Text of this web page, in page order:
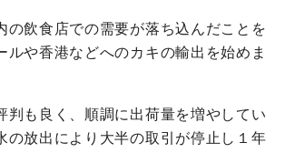
飲食店での需要が落ち込んだことを
ルや香港などへのカキの輸出を始めま
も良く、順調に出荷量を増やしてい
の放出により大半の取引が停止し１年